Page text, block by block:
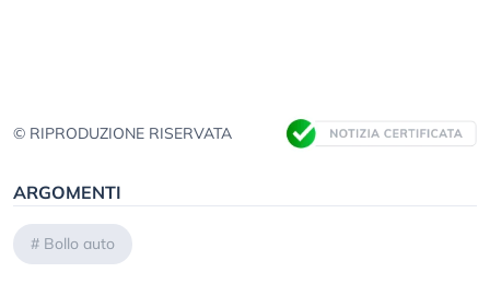
© RIPRODUZIONE RISERVATA
ARGOMENTI
# Bollo auto